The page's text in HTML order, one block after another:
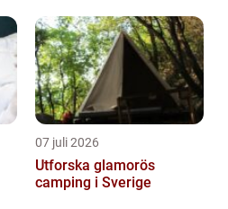
07 juli 2026
Utforska glamorös
camping i Sverige